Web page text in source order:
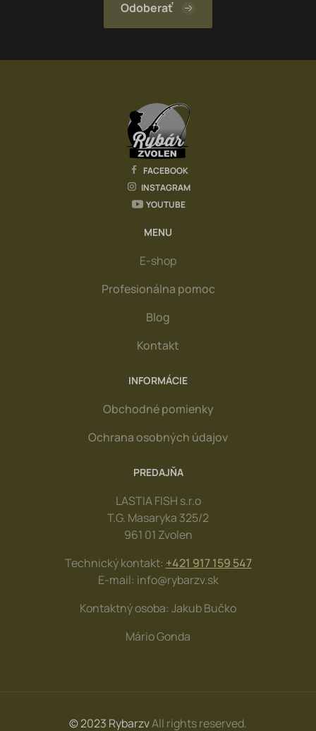
FACEBOOK
INSTAGRAM
YOUTUBE
MENU
E-shop
Profesionálna pomoc
Blog
Kontakt
INFORMÁCIE
Obchodné pomienky
Ochrana osobných údajov
PREDAJŇA
LASTIA FISH s.r.o
T.G. Masaryka 325/2
961 01 Zvolen
Technický kontakt: +421 917 159 547
E-mail: info@rybarzv.sk
Kontaktný osoba: Jakub Bučko
Mário Gonda
© 2023 RybarzvAll rights reserved.